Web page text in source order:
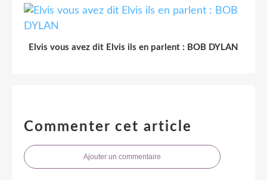
Elvis vous avez dit Elvis ils en parlent : BOB DYLAN
Commenter cet article
Ajouter un commentaire